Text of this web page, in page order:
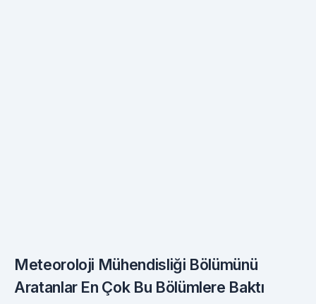
Meteoroloji Mühendisliği Bölümünü
Aratanlar En Çok Bu Bölümlere Baktı